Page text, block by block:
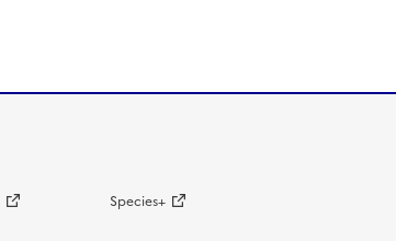
Species+